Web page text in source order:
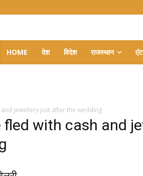
HOME देश विदेश राजस्थान
jewellery just after the wedding
fled with cash and